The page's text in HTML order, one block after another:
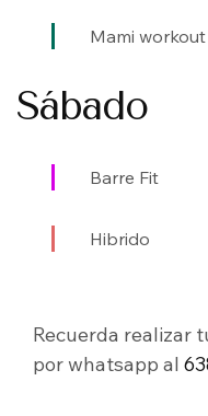
Mami workout
Sábado
Barre Fit
Hibrido
Recuerda realizar
por whatsapp al